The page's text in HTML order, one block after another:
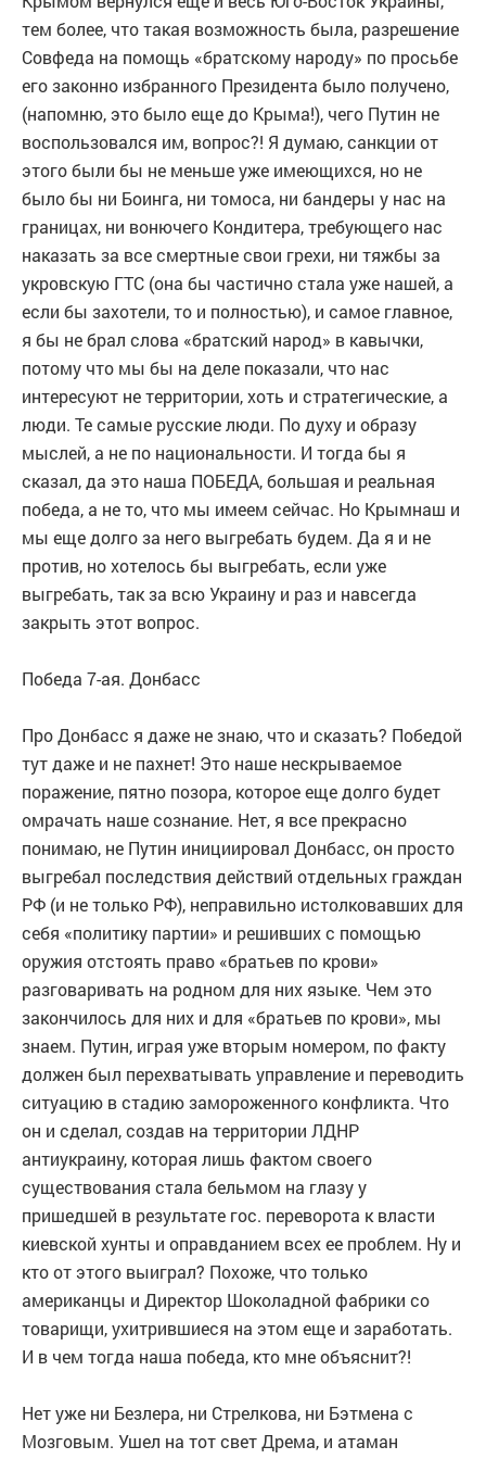
тем более, что такая возможность была, разрешение
Совфеда на помощь «братскому народу» по просьбе
его законно избранного Президента было получено,
(напомню, это было еще до Крыма!), чего Путин не
воспользовался им, вопрос?! Я думаю, санкции от
этого были бы не меньше уже имеющихся, но не
было бы ни Боинга, ни томоса, ни бандеры у нас на
границах, ни вонючего Кондитера, требующего нас
наказать за все смертные свои грехи, ни тяжбы за
укровскую ГТС (она бы частично стала уже нашей, а
если бы захотели, то и полностью), и самое главное,
я бы не брал слова «братский народ» в кавычки,
потому что мы бы на деле показали, что нас
интересуют не территории, хоть и стратегические, а
люди. Те самые русские люди. По духу и образу
мыслей, а не по национальности. И тогда бы я
сказал, да это наша ПОБЕДА, большая и реальная
победа, а не то, что мы имеем сейчас. Но Крымнаш и
мы еще долго за него выгребать будем. Да я и не
против, но хотелось бы выгребать, если уже
выгребать, так за всю Украину и раз и навсегда
закрыть этот вопрос.
Победа 7-ая. Донбасс
Про Донбасс я даже не знаю, что и сказать? Победой
тут даже и не пахнет! Это наше нескрываемое
поражение, пятно позора, которое еще долго будет
омрачать наше сознание. Нет, я все прекрасно
понимаю, не Путин инициировал Донбасс, он просто
выгребал последствия действий отдельных граждан
РФ (и не только РФ), неправильно истолковавших для
себя «политику партии» и решивших с помощью
оружия отстоять право «братьев по крови»
разговаривать на родном для них языке. Чем это
закончилось для них и для «братьев по крови», мы
знаем. Путин, играя уже вторым номером, по факту
должен был перехватывать управление и переводить
ситуацию в стадию замороженного конфликта. Что
он и сделал, создав на территории ЛДНР
антиукраину, которая лишь фактом своего
существования стала бельмом на глазу у
пришедшей в результате гос. переворота к власти
киевской хунты и оправданием всех ее проблем. Ну и
кто от этого выиграл? Похоже, что только
американцы и Директор Шоколадной фабрики со
товарищи, ухитрившиеся на этом еще и заработать.
И в чем тогда наша победа, кто мне объяснит?!
Нет уже ни Безлера, ни Стрелкова, ни Бэтмена с
Мозговым. Ушел на тот свет Дрема, и атаман